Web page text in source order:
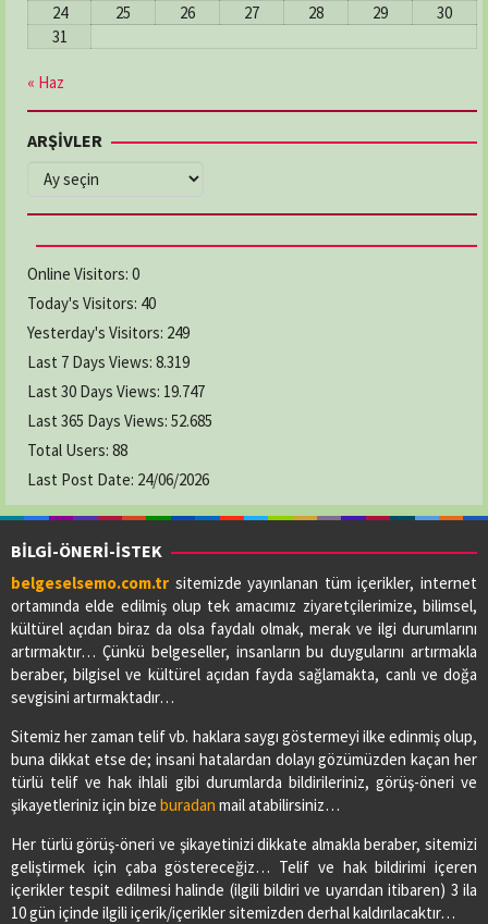
24
25 26 27 28 29
30
31
« Haz
ARŞİVLER
ARŞİVLER
Online Visitors: 0
Today's Visitors: 40
Yesterday's Visitors: 249
Last 7 Days Views: 8.319
Last 30 Days Views: 19.747
Last 365 Days Views: 52.685
Total Users: 88
Last Post Date: 24/06/2026
BİLGİ-ÖNERİ-İSTEK
belgeselsemo.com.tr sitemizde yayınlanan tüm içerikler, internet
ortamında elde edilmiş olup tek amacımız ziyaretçilerimize, bilimsel,
kültürel açıdan biraz da olsa faydalı olmak, merak ve ilgi durumlarını
artırmaktır… Çünkü belgeseller, insanların bu duygularını artırmakla
beraber, bilgisel ve kültürel açıdan fayda sağlamakta, canlı ve doğa
sevgisini artırmaktadır…
Sitemiz her zaman telif vb. haklara saygı göstermeyi ilke edinmiş olup,
buna dikkat etse de; insani hatalardan dolayı gözümüzden kaçan her
türlü telif ve hak ihlali gibi durumlarda bildirileriniz, görüş-öneri ve
şikayetleriniz için bize buradan mail atabilirsiniz…
Her türlü görüş-öneri ve şikayetinizi dikkate almakla beraber, sitemizi
geliştirmek için çaba göstereceğiz… Telif ve hak bildirimi içeren
içerikler tespit edilmesi halinde (ilgili bildiri ve uyarıdan itibaren) 3 ila
10 gün içinde ilgili içerik/içerikler sitemizden derhal kaldırılacaktır…